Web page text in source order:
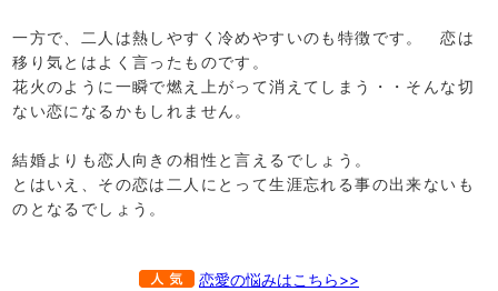
一方で、二人は熱しやすく冷めやすいのも特徴です。 恋は
移り気とはよく言ったものです。
花火のように一瞬で燃え上がって消えてしまう・・そんな切
ない恋になるかもしれません。
結婚よりも恋人向きの相性と言えるでしょう。
とはいえ、その恋は二人にとって生涯忘れる事の出来ないも
のとなるでしょう。
恋愛の悩みはこちら>>